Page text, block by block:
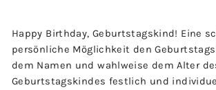
Happy Birthday, Geburtstagskind! Eine
persönliche Möglichkeit den
dem Namen und wahlweise dem Alter
Geburtstagskindes festlich und